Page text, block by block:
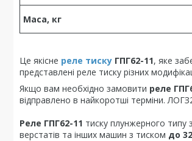
Маса, кг
Це якісне реле тиску ГПГ62-11, яке
представлені реле тиску різних
Якщо вам необхідно замовити реле
відправлено в найкоротші терміни.
Реле ГПГ62-11 тиску плунжерного типу
верстатів та інших машин з тиском до